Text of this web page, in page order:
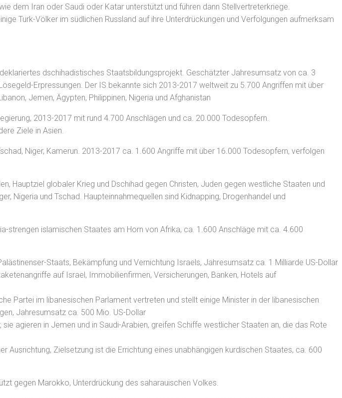
dem Iran oder Saudi oder Katar unterstützt und führen dann Stellvertreterkriege.
Turk-Völker im südlichen Russland auf ihre Unterdrückungen und Verfolgungen aufmerksam
dschihadistisches Staatsbildungsprojekt. Geschätzter Jahresumsatz von ca. 3
Erpressungen. Der IS bekannte sich 2013-2017 weltweit zu 5.700 Angriffen mit über
Jemen, Ägypten, Philippinen, Nigeria und Afghanistan
2013-2017 mit rund 4.700 Anschlägen und ca. 20.000 Todesopfern.
Ziele in Asien.
Niger, Kamerun. 2013-2017 ca. 1.600 Angriffe mit über 16.000 Todesopfern, verfolgen
Hauptziel globaler Krieg und Dschihad gegen Christen, Juden gegen westliche Staaten und
Nigeria und Tschad. Haupteinnahmequellen sind Kidnapping, Drogenhandel und
strengen islamischen Staates am Horn von Afrika, ca. 1.600 Anschläge mit ca. 4.600
Staats, Bekämpfung und Vernichtung Israels, Jahresumsatz ca. 1 Milliarde US-Dollar
auf Israel, Immobilienfirmen, Versicherungen, Banken, Hotels auf
Partei im libanesischen Parlament vertreten und stellt einige Minister in der libanesischen
Jahresumsatz ca. 500 Mio. US-Dollar
agieren in Jemen und in Saudi-Arabien, greifen Schiffe westlicher Staaten an, die das Rote
Ausrichtung, Zielsetzung ist die Errichtung eines unabhängigen kurdischen Staates, ca. 600
gegen Marokko, Unterdrückung des saharauischen Volkes.